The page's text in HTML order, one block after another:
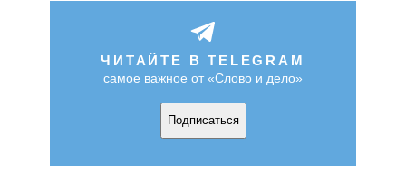
ЧИТАЙТЕ В TELEGRAM
самое важное от «Слово и дело»
Подписаться